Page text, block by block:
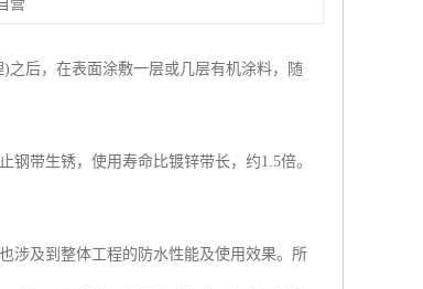
营
之后，在表面涂敷一层或几层有机涂料，随
带生锈，使用寿命比镀锌带长，约1.5倍。
涉及到整体工程的防水性能及使用效果。所